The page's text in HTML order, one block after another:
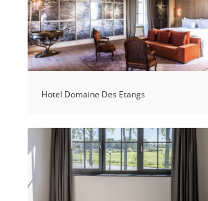
Hotel Domaine Des Etangs